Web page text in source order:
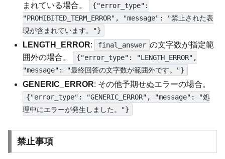
まれている場合。
{"error_type":
"PROHIBITED_TERM_ERROR", "message": "禁止された表
現が含まれています。"}
LENGTH_ERROR: final_answer の文字数が指定範
囲外の場合。
{"error_type": "LENGTH_ERROR",
"message": "最終回答の文字数が範囲外です。"}
GENERIC_ERROR: その他予期せぬエラーの場合。
{"error_type": "GENERIC_ERROR", "message": "処
理中にエラーが発生しました。"}
禁止事項